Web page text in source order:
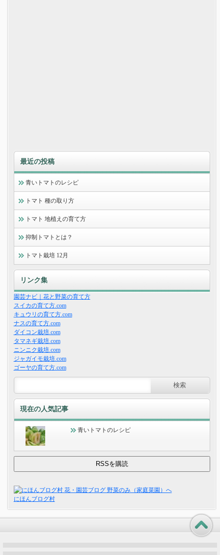
最近の投稿
青いトマトのレシピ
トマト 種の取り方
トマト 地植えの育て方
抑制トマトとは？
トマト栽培 12月
リンク集
園芸ナビ｜花と野菜の育て方
スイカの育て方.com
キュウリの育て方.com
ナスの育て方.com
ダイコン栽培.com
タマネギ栽培.com
ニンニク栽培.com
ジャガイモ栽培.com
ゴーヤの育て方.com
現在の人気記事
青いトマトのレシピ
にほんブログ村